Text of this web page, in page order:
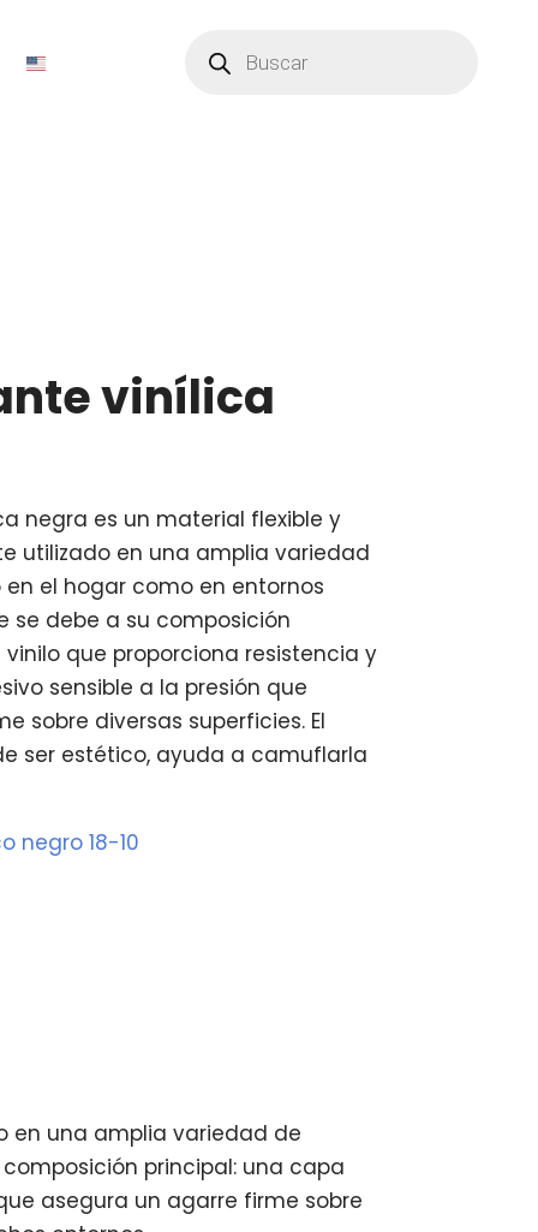
de
productos
vinílica
negra es un material flexible y
utilizado en una amplia variedad
el hogar como en entornos
se debe a su composición
que proporciona resistencia y
sensible a la presión que
sobre diversas superficies. El
ser estético, ayuda a camuflarla
negro 18-10
en una amplia variedad de
principal: una capa
asegura un agarre firme sobre